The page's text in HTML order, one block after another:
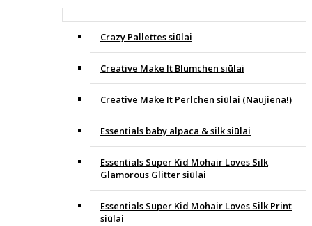
Crazy Pallettes siūlai
Creative Make It Blümchen siūlai
Creative Make It Perlchen siūlai (Naujiena!)
Essentials baby alpaca & silk siūlai
Essentials Super Kid Mohair Loves Silk
Glamorous Glitter siūlai
Essentials Super Kid Mohair Loves Silk Print
siūlai